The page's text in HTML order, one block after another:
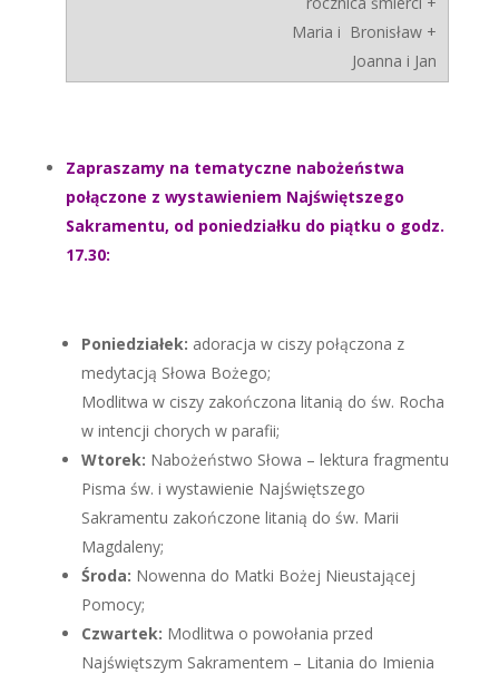
Maria i Bronisław +
Joanna i Jan
Zapraszamy na tematyczne nabożeństwa
połączone z wystawieniem Najświętszego
Sakramentu, od poniedziałku do piątku o godz.
17.30:
Poniedziałek: adoracja w ciszy połączona z
medytacją Słowa Bożego;
Modlitwa w ciszy zakończona litanią do św. Rocha
w intencji chorych w parafii;
Wtorek: Nabożeństwo Słowa – lektura fragmentu
Pisma św. i wystawienie Najświętszego
Sakramentu zakończone litanią do św. Marii
Magdaleny;
Środa: Nowenna do Matki Bożej Nieustającej
Pomocy;
Czwartek: Modlitwa o powołania przed
Najświętszym Sakramentem – Litania do Imienia